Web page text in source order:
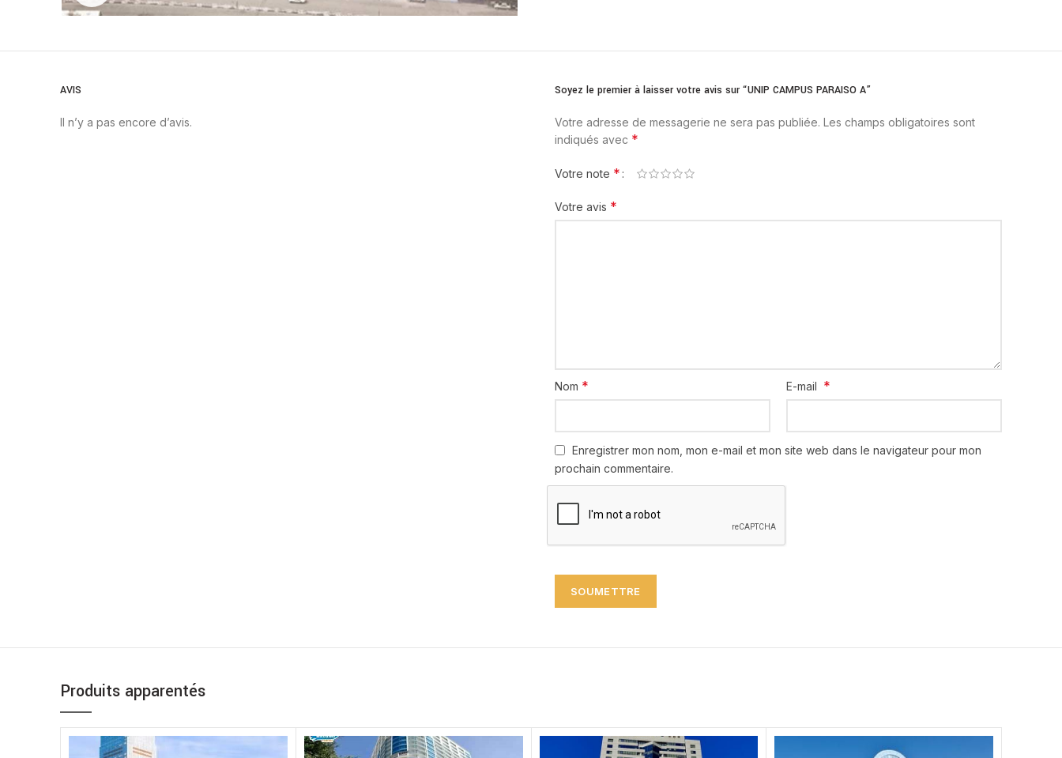
AVIS
Il n’y a pas encore d’avis.
Soyez le premier à laisser votre avis sur “UNIP CAMPUS PARAISO A”
Votre adresse de messagerie ne sera pas publiée. Les champs obligatoires sont
indiqués avec *
Votre note *
Votre avis *
Nom * E-mail *
Enregistrer mon nom, mon e-mail et mon site web dans le navigateur pour mon
prochain commentaire.
Produits apparentés